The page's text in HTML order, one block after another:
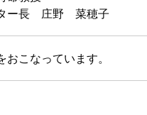
ー長 庄野 菜穂子
こなっています。